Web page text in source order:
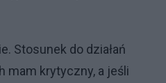
Stosunek do działań
mam krytyczny, a jeśli